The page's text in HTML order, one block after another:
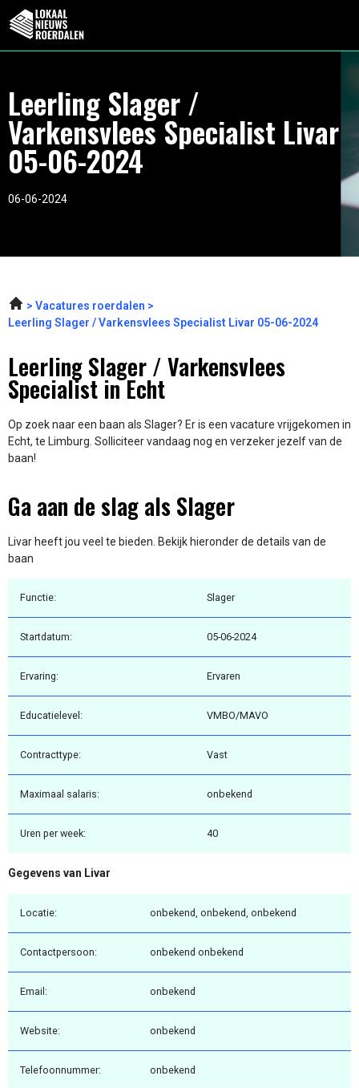
Leerling Slager /
Varkensvlees Specialist Livar
05-06-2024
06-06-2024
Vacatures roerdalen
Leerling Slager / Varkensvlees Specialist Livar 05-06-2024
Leerling Slager / Varkensvlees
Specialist in Echt
Op zoek naar een baan als Slager? Er is een vacature vrijgekomen in
Echt, te Limburg. Solliciteer vandaag nog en verzeker jezelf van de
baan!
Ga aan de slag als Slager
Livar heeft jou veel te bieden. Bekijk hieronder de details van de
baan
Functie: Slager
Startdatum: 05-06-2024
Ervaring: Ervaren
Educatielevel: VMBO/MAVO
Contracttype: Vast
Maximaal salaris: onbekend
Uren per week: 40
Gegevens van Livar
Locatie: onbekend, onbekend, onbekend
Contactpersoon: onbekend onbekend
Email: onbekend
Website: onbekend
Telefoonnummer: onbekend